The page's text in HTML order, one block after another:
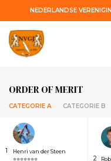
NEDERLANDSE
ORDER OF MERIT
CATEGORIE A CATEGORIE B
1
Henri van der Steen
⭐⭐⭐⭐⭐⭐⭐
2